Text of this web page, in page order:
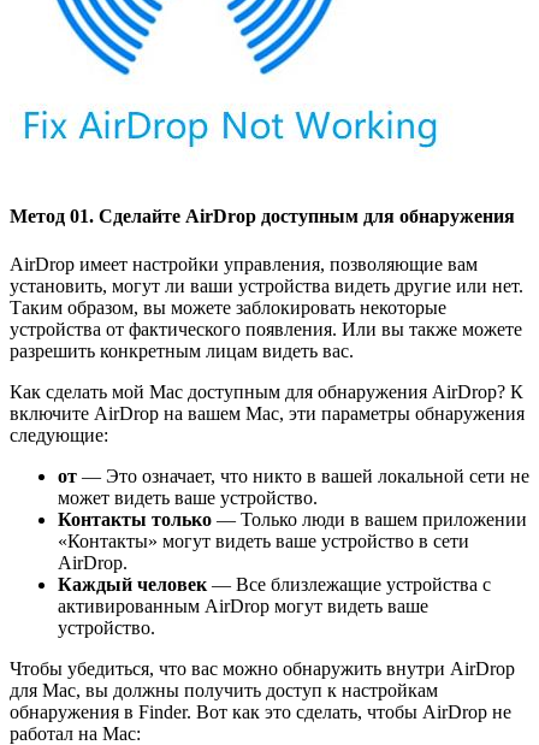
Метод 01. Сделайте AirDrop доступным для обнаружения
AirDrop имеет настройки управления, позволяющие вам
установить, могут ли ваши устройства видеть другие или нет.
Таким образом, вы можете заблокировать некоторые
устройства от фактического появления. Или вы также можете
разрешить конкретным лицам видеть вас.
Как сделать мой Mac доступным для обнаружения AirDrop? К
включите AirDrop на вашем Mac, эти параметры обнаружения
следующие:
от — Это означает, что никто в вашей локальной сети не
может видеть ваше устройство.
Контакты только — Только люди в вашем приложении
«Контакты» могут видеть ваше устройство в сети
AirDrop.
Каждый человек — Все близлежащие устройства с
активированным AirDrop могут видеть ваше
устройство.
Чтобы убедиться, что вас можно обнаружить внутри AirDrop
для Mac, вы должны получить доступ к настройкам
обнаружения в Finder. Вот как это сделать, чтобы AirDrop не
работал на Mac: